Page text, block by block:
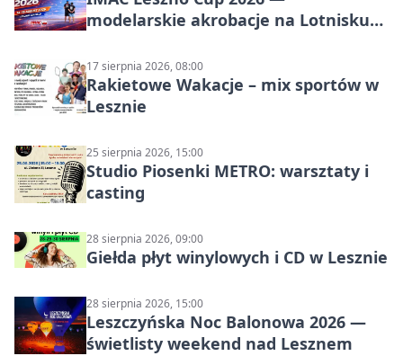
modelarskie akrobacje na Lotnisku
17 sierpnia 2026, 08:00
Rakietowe Wakacje – mix sportów w
Lesznie
25 sierpnia 2026, 15:00
Studio Piosenki METRO: warsztaty i
casting
28 sierpnia 2026, 09:00
Giełda płyt winylowych i CD w Lesznie
28 sierpnia 2026, 15:00
Leszczyńska Noc Balonowa 2026 —
świetlisty weekend nad Lesznem